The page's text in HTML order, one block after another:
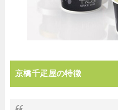
京橋千疋屋の特徴